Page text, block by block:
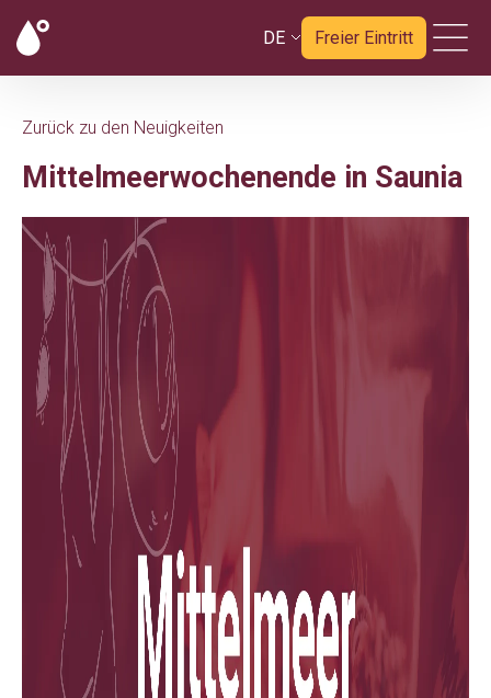
DE Freier Eintritt
Zurück zu den Neuigkeiten
Mittelmeerwochenende in Saunia